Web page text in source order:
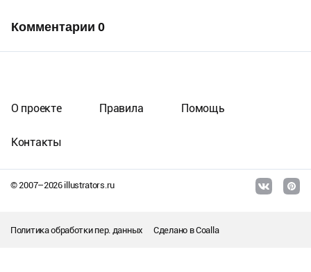
Комментарии 0
© 2007–2026illustrators.ru
О проекте Правила Помощь
Контакты
Политика обработки пер. данных Сделано вCoalla